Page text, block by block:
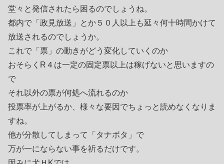
堂々と発信されたら困るのでしょうね。
都内で「政見放送」とか５０人以上も延々何十時間かけて
放送されるのでしょうか。
これで「票」の動きがどう変化していくのか
おそらくR４は一定の固定票以上は稼げないと思いますの
で
それ以外の票が何処へ流れるのか
投票率が上がるか、様々な要因でちょっと読めなくなりま
すね。
他が分散してしまって「タナボタ」で
万が一にならない事を祈るだけです。